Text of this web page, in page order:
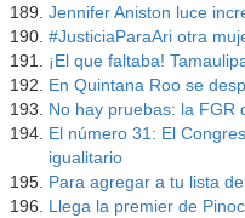
Jennifer Aniston luce
#JusticiaParaAri otra
¡El que faltaba!
En Quintana Roo se
No hay pruebas: la FGR
El número 31: El
igualitario
Para agregar a tu lista
Llega la premier de